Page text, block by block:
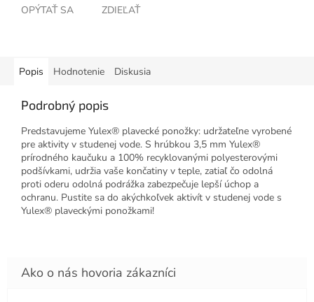
OPÝTAŤ SA ZDIEĽAŤ
Popis Hodnotenie Diskusia
Podrobný popis
Predstavujeme Yulex® plavecké ponožky: udržateľne vyrobené
pre aktivity v studenej vode. S hrúbkou 3,5 mm Yulex®
prírodného kaučuku a 100% recyklovanými polyesterovými
podšívkami, udržia vaše končatiny v teple, zatiaľ čo odolná
proti oderu odolná podrážka zabezpečuje lepší úchop a
ochranu. Pustite sa do akýchkoľvek aktivít v studenej vode s
Yulex® plaveckými ponožkami!